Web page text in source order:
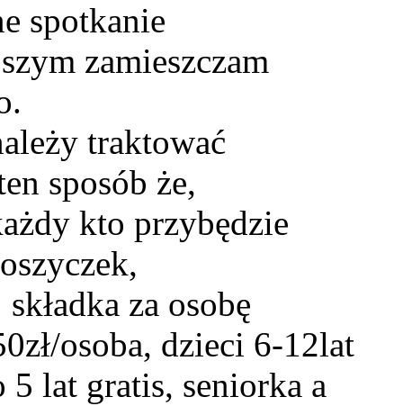
spotkanie
zamieszczam
traktować
sposób że,
kto przybędzie
za osobę
osoba, dzieci 6-12lat
5 lat gratis, seniorka a